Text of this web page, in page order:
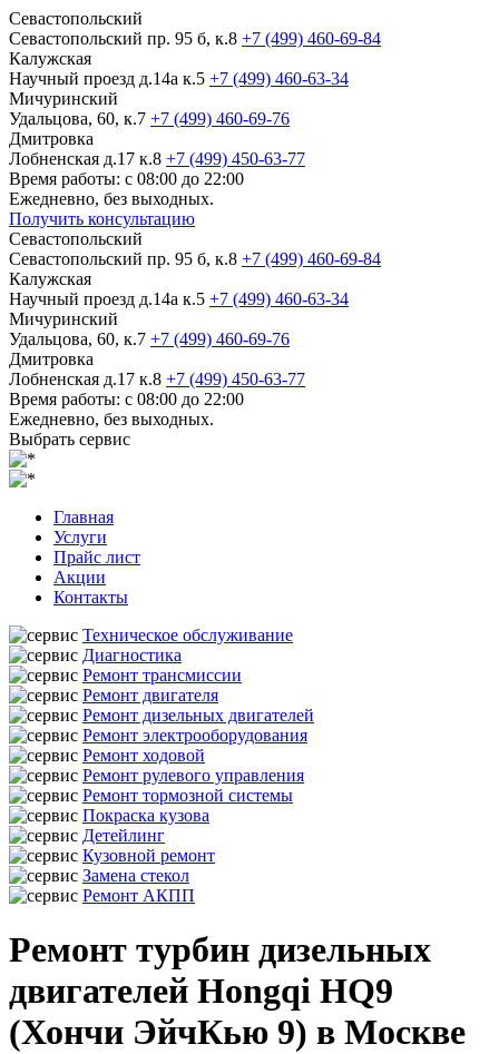
Севастопольский
Севастопольский пр. 95 б, к.8 +7 (499) 460-69-84
Калужская
Научный проезд д.14а к.5 +7 (499) 460-63-34
Мичуринский
Удальцова, 60, к.7 +7 (499) 460-69-76
Дмитровка
Лобненская д.17 к.8 +7 (499) 450-63-77
Время работы: с 08:00 до 22:00
Ежедневно, без выходных.
Получить консультацию
Севастопольский
Севастопольский пр. 95 б, к.8 +7 (499) 460-69-84
Калужская
Научный проезд д.14а к.5 +7 (499) 460-63-34
Мичуринский
Удальцова, 60, к.7 +7 (499) 460-69-76
Дмитровка
Лобненская д.17 к.8 +7 (499) 450-63-77
Время работы: с 08:00 до 22:00
Ежедневно, без выходных.
Выбрать сервис
Главная
Услуги
Прайс лист
Акции
Контакты
Техническое обслуживание
Диагностика
Ремонт трансмиссии
Ремонт двигателя
Ремонт дизельных двигателей
Ремонт электрооборудования
Ремонт ходовой
Ремонт рулевого управления
Ремонт тормозной системы
Покраска кузова
Детейлинг
Кузовной ремонт
Замена стекол
Ремонт АКПП
Ремонт турбин дизельных
двигателей Hongqi HQ9
(Хончи ЭйчКью 9) в Москве